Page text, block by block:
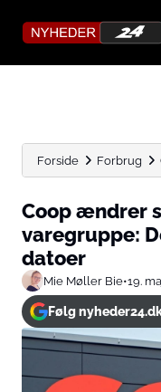
Forside Forbrug
Coop ændrer
varegruppe:
datoer
Mie Møller Bie•19.
Følg